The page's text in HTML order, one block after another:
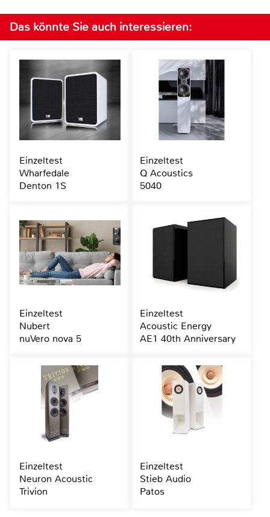
Das könnte Sie auch interessieren:
Einzeltest
Wharfedale
Denton 1S
Einzeltest
Q Acoustics
5040
Einzeltest
Nubert
nuVero nova 5
Einzeltest
Acoustic Energy
AE1 40th Anniversary
Einzeltest
Neuron Acoustic
Trivion
Einzeltest
Stieb Audio
Patos